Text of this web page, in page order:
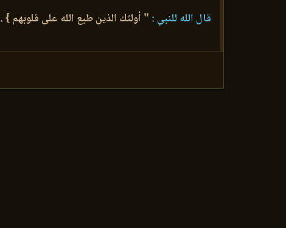
قال الله للنبي : " أولئك الذين طبع الله على قلوبهم } .